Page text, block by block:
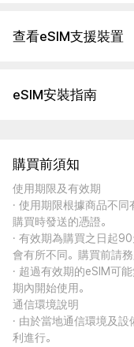
查看eSIM支援裝置
eSIM安裝指南
購買前須知
使用期限及有效期
· 使用期限根據商品不
購買時發送的憑證。
· 有效期為購買之日起
會有所不同。購買前請務
· 超過有效期的eSIM可
期內開始使用。
通信環境說明
· 由於當地通信環境及
利進行。